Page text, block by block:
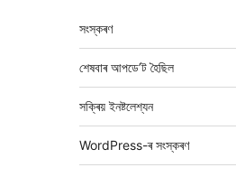
মেটা
সংস্কৰণ
শেষবাৰ আপডে’ট হৈছিল
সক্ৰিয় ইনষ্টলেশ্যন
WordPress-ৰ সংস্কৰণ